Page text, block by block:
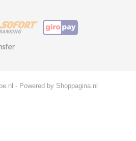
- Powered by Shoppagina.nl